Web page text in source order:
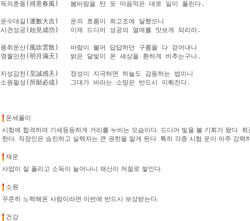
득의춘풍(得意春風)   봄바람을 탄 듯 마음먹은 대로 일이 풀린다.
운수대길(運數大吉)   운의 흐름이 최고조에 달했으니
시견성공(始見成功)   이제 드디어 성공의 열매를 맛보게 되리라.
풍취운산(風吹雲散)   바람이 불어 답답하던 구름을 다 걷어내니
명월만천(明月滿天)   밝은 달빛이 온 세상을 환하게 비추는구나.
지성감천(至誠感天)   정성이 지극하면 하늘도 감동하는 법이니
소원필성(所願必成)   그대가 바라는 소망은 반드시 이뤄진다.
운세풀이
시험에 합격하여 기세등등하게 거리를 누비는 모습이다. 드디어 빛을 볼 기회가 왔다.
한다. 직장인은 승진하고 실력자는 큰 권한을 맡게 된다. 특히 각종 시험 운이 아주 강력
재운
사업이 잘 풀리고 소득이 늘어나니 재산이 저절로 쌓인다.
소원
꾸준히 노력해온 사람이라면 이번에 반드시 보상받는다.
건강